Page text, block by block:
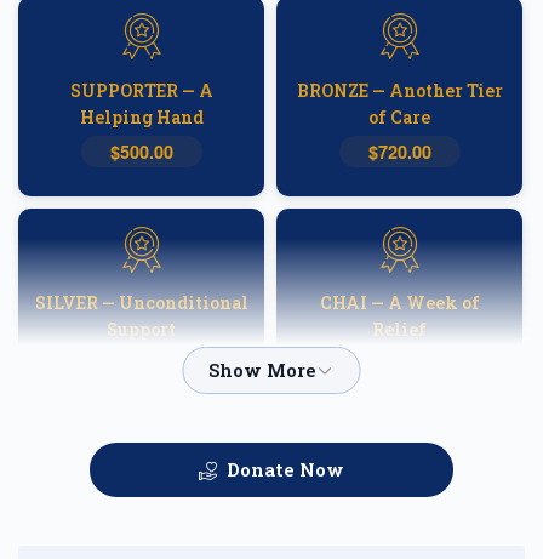
SUPPORTER — A
Helping Hand
$500.00
BRONZE — Another Tier
of Care
$720.00
SILVER — Unconditional
Support
CHAI — A Week of
Relief
$1,800.00
Donate Now